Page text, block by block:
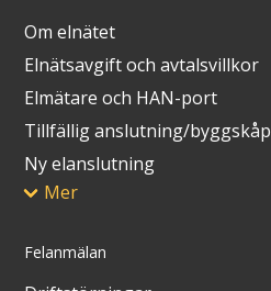
Om elnätet
Elnätsavgift och avtalsvillkor
Elmätare och HAN-port
Tillfällig anslutning/byggskåp
Ny elanslutning
Mer
Felanmälan